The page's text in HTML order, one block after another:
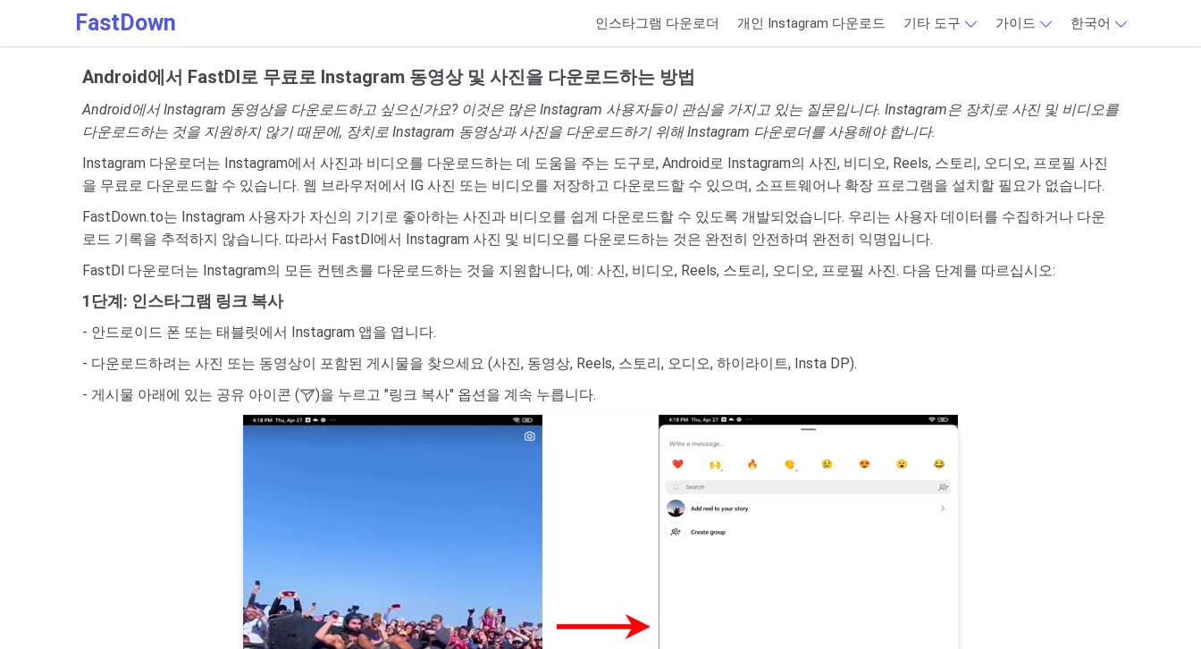
FastDown 인스타그램 다운로더 개인 Instagram 다운로드 기타 도구 가이드 한국어
Android에서 FastDl로 무료로 Instagram 동영상 및 사진을 다운로드하는 방법
Android에서 Instagram 동영상을 다운로드하고 싶으신가요? 이것은 많은 Instagram 사용자들이 관심을 가지고 있는 질문입니다. Instagram은 장치로 사진 및 비디오를
다운로드하는 것을 지원하지 않기 때문에, 장치로 Instagram 동영상과 사진을 다운로드하기 위해 Instagram 다운로더를 사용해야 합니다.
Instagram 다운로더는 Instagram에서 사진과 비디오를 다운로드하는 데 도움을 주는 도구로, Android로 Instagram의 사진, 비디오, Reels, 스토리, 오디오, 프로필 사진
을 무료로 다운로드할 수 있습니다. 웹 브라우저에서 IG 사진 또는 비디오를 저장하고 다운로드할 수 있으며, 소프트웨어나 확장 프로그램을 설치할 필요가 없습니다.
FastDown.to는 Instagram 사용자가 자신의 기기로 좋아하는 사진과 비디오를 쉽게 다운로드할 수 있도록 개발되었습니다. 우리는 사용자 데이터를 수집하거나 다운
로드 기록을 추적하지 않습니다. 따라서 FastDl에서 Instagram 사진 및 비디오를 다운로드하는 것은 완전히 안전하며 완전히 익명입니다.
FastDl 다운로더는 Instagram의 모든 컨텐츠를 다운로드하는 것을 지원합니다, 예: 사진, 비디오, Reels, 스토리, 오디오, 프로필 사진. 다음 단계를 따르십시오:
1단계: 인스타그램 링크 복사
- 안드로이드 폰 또는 태블릿에서 Instagram 앱을 엽니다.
- 다운로드하려는 사진 또는 동영상이 포함된 게시물을 찾으세요 (사진, 동영상, Reels, 스토리, 오디오, 하이라이트, Insta DP).
- 게시물 아래에 있는 공유 아이콘 (
)을 누르고 "링크 복사" 옵션을 계속 누릅니다.